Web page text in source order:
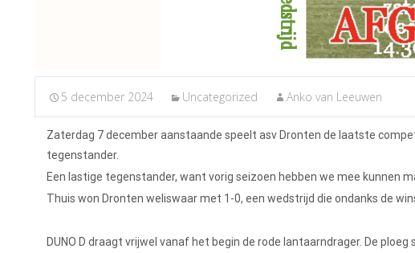
5 december 2024 Uncategorized Anko van Leeuwen
Zaterdag 7 december aanstaande speelt asv Dronten de laatste
tegenstander.
Een lastige tegenstander, want vorig seizoen hebben we mee kunnen
Thuis won Dronten weliswaar met 1-0, een wedstrijd die ondanks de
DUNO D draagt vrijwel vanaf het begin de rode lantaarndrager. De